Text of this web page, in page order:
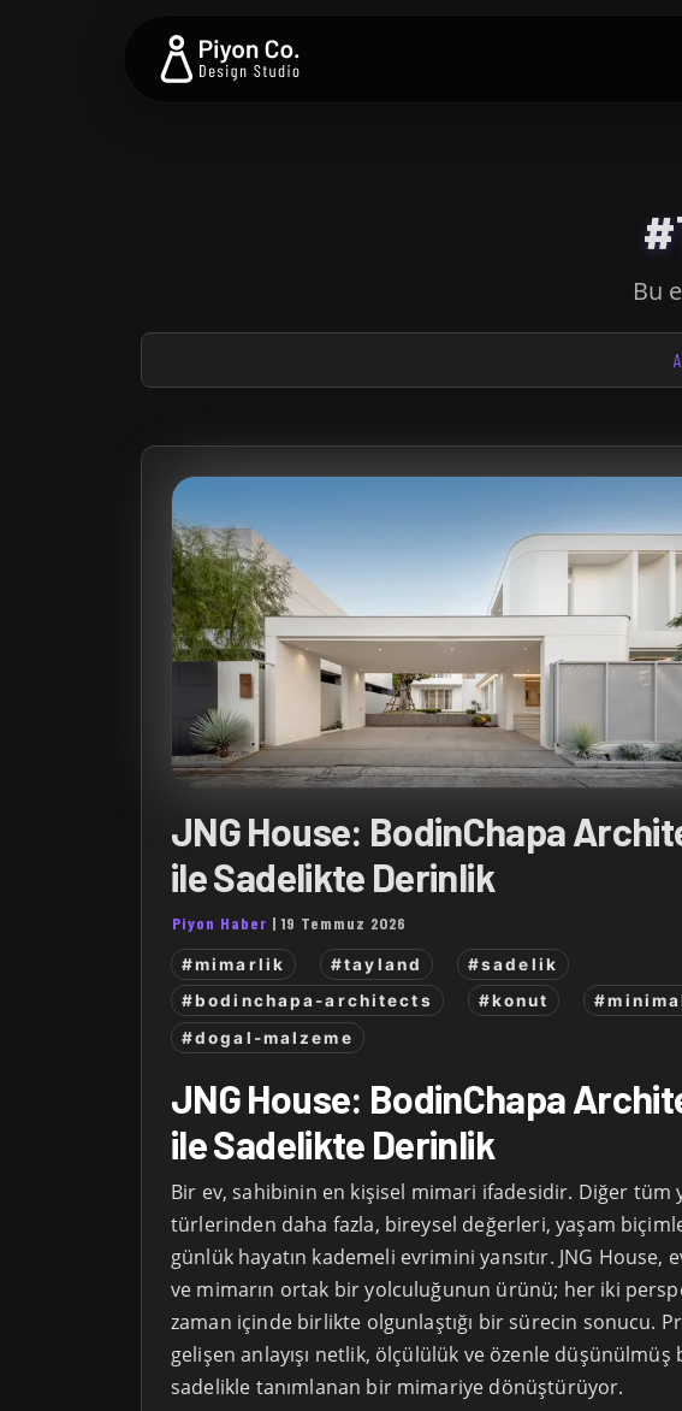
Bu
JNG House: BodinChapa
ile Sadelikte Derinlik
Piyon Haber |19 Temmuz 2026
#mimarlik #tayland
#sadelik
#bodinchapa-architects
#konut
#dogal-malzeme
JNG House: BodinChapa
ile Sadelikte Derinlik
Bir ev, sahibinin en kişisel mimari ifadesidir. Diğer tüm
türlerinden daha fazla, bireysel değerleri, yaşam
günlük hayatın kademeli evrimini yansıtır. JNG House,
ve mimarın ortak bir yolculuğunun ürünü; her iki
zaman içinde birlikte olgunlaştığı bir sürecin sonucu.
gelişen anlayışı netlik, ölçülülük ve özenle düşünülmüş
sadelikle tanımlanan bir mimariye dönüştürüyor.